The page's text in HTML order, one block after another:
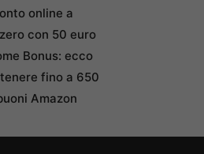
online a
con 50 euro
Bonus: ecco
fino a 650
Amazon